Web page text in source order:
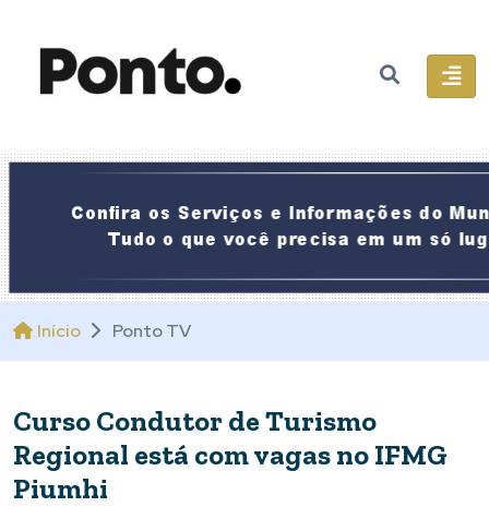
Início Ponto TV
Curso Condutor de Turismo
Regional está com vagas no IFMG
Piumhi